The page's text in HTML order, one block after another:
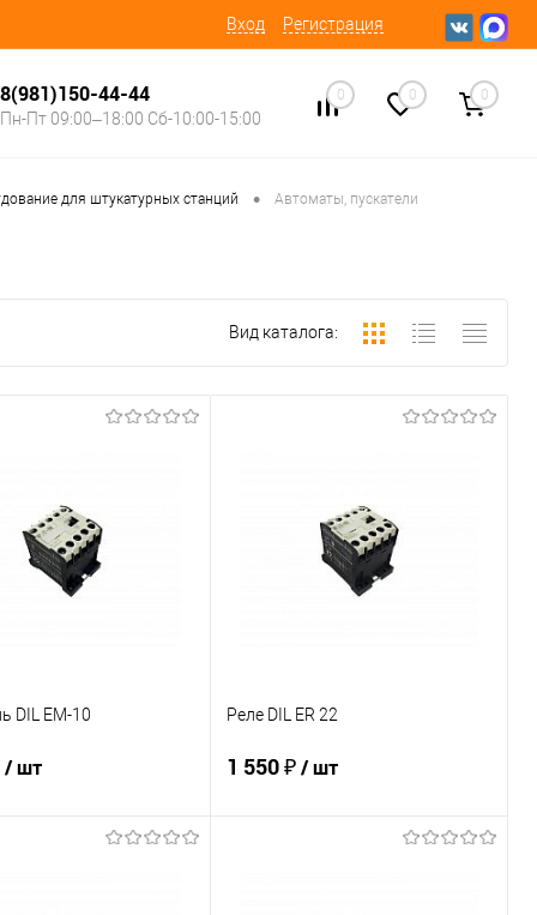
Вход Регистрация
8(981)150-44-44
Пн-Пт 09:00–18:00 Сб-10:00-15:00
0 0 0
для штукатурных станций • Автоматы, пускатели
Вид каталога:
DIL EM-10
/ шт
Реле DIL ER 22
1 550 ₽/ шт